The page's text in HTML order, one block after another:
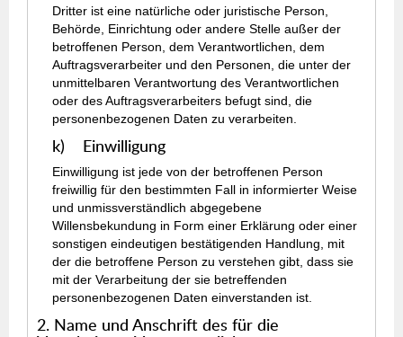
Dritter ist eine natürliche oder juristische Person,
Behörde, Einrichtung oder andere Stelle außer der
betroffenen Person, dem Verantwortlichen, dem
Auftragsverarbeiter und den Personen, die unter der
unmittelbaren Verantwortung des Verantwortlichen
oder des Auftragsverarbeiters befugt sind, die
personenbezogenen Daten zu verarbeiten.
k) Einwilligung
Einwilligung ist jede von der betroffenen Person
freiwillig für den bestimmten Fall in informierter Weise
und unmissverständlich abgegebene
Willensbekundung in Form einer Erklärung oder einer
sonstigen eindeutigen bestätigenden Handlung, mit
der die betroffene Person zu verstehen gibt, dass sie
mit der Verarbeitung der sie betreffenden
personenbezogenen Daten einverstanden ist.
2. Name und Anschrift des für die